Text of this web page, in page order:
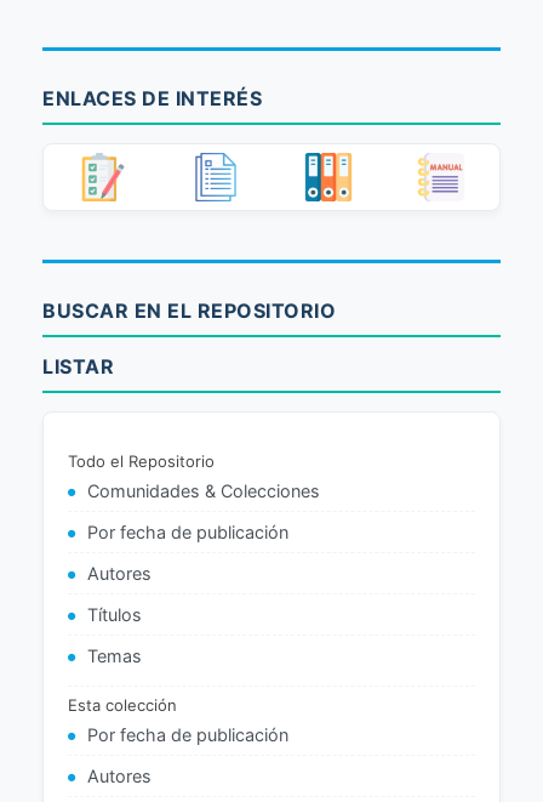
ENLACES DE INTERÉS
BUSCAR EN EL REPOSITORIO
LISTAR
Todo el Repositorio
Comunidades & Colecciones
Por fecha de publicación
Autores
Títulos
Temas
Esta colección
Por fecha de publicación
Autores